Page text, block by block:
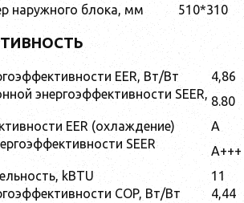
наружного блока, мм
510*310
EER, Вт/Вт
4,86
энергоэффективности SEER, 8.80
EER (охлаждение)
A
SEER
A+++
kBTU
11
COP, Вт/Вт
4,44